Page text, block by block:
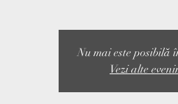
Nu mai este posibilă
Vezi alte